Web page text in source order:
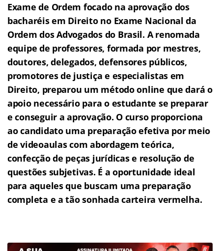
Exame de Ordem focado na aprovação dos
bacharéis em Direito no Exame Nacional da
Ordem dos Advogados do Brasil. A renomada
equipe de professores, formada por mestres,
doutores, delegados, defensores públicos,
promotores de justiça e especialistas em
Direito, preparou um método online que dará o
apoio necessário para o estudante se preparar
e conseguir a aprovação. O curso proporciona
ao candidato uma preparação efetiva por meio
de videoaulas com abordagem teórica,
confecção de peças jurídicas e resolução de
questões subjetivas. É a oportunidade ideal
para aqueles que buscam uma preparação
completa e a tão sonhada carteira vermelha.